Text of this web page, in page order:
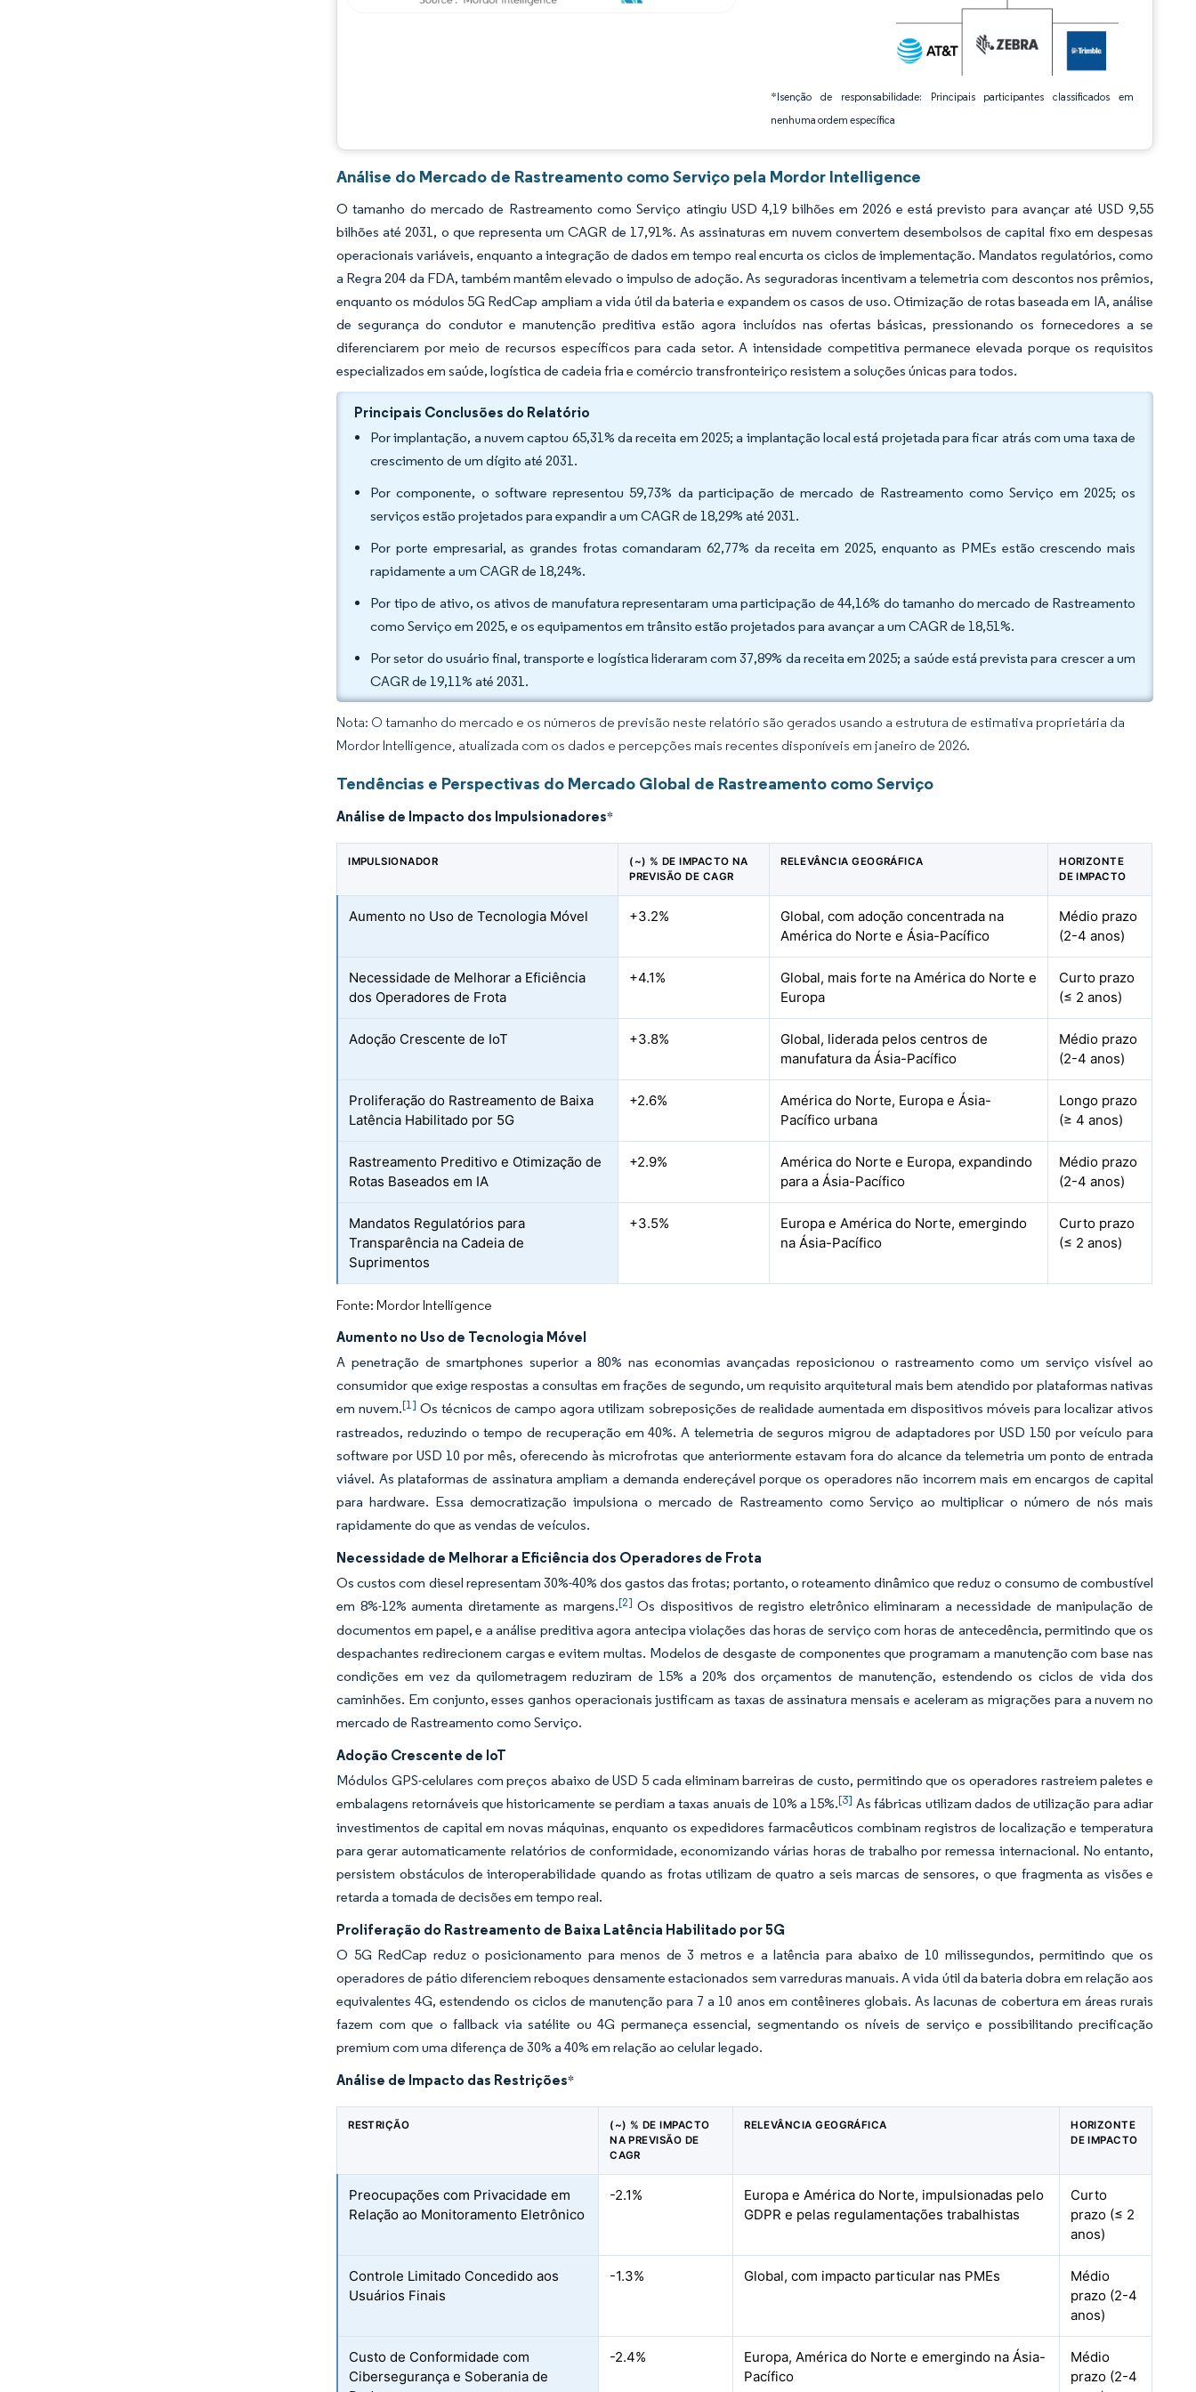
*Isenção de responsabilidade: Principais participantes classificados em
nenhuma ordem específica
Análise do Mercado de Rastreamento como Serviço pela Mordor Intelligence
O tamanho do mercado de Rastreamento como Serviço atingiu USD 4,19 bilhões em 2026 e está previsto para avançar até USD 9,55
bilhões até 2031, o que representa um CAGR de 17,91%. As assinaturas em nuvem convertem desembolsos de capital fixo em despesas
operacionais variáveis, enquanto a integração de dados em tempo real encurta os ciclos de implementação. Mandatos regulatórios, como
a Regra 204 da FDA, também mantêm elevado o impulso de adoção. As seguradoras incentivam a telemetria com descontos nos prêmios,
enquanto os módulos 5G RedCap ampliam a vida útil da bateria e expandem os casos de uso. Otimização de rotas baseada em IA, análise
de segurança do condutor e manutenção preditiva estão agora incluídos nas ofertas básicas, pressionando os fornecedores a se
diferenciarem por meio de recursos específicos para cada setor. A intensidade competitiva permanece elevada porque os requisitos
especializados em saúde, logística de cadeia fria e comércio transfronteiriço resistem a soluções únicas para todos.
Principais Conclusões do Relatório
Por implantação, a nuvem captou 65,31% da receita em 2025; a implantação local está projetada para ficar atrás com uma taxa de
crescimento de um dígito até 2031.
Por componente, o software representou 59,73% da participação de mercado de Rastreamento como Serviço em 2025; os
serviços estão projetados para expandir a um CAGR de 18,29% até 2031.
Por porte empresarial, as grandes frotas comandaram 62,77% da receita em 2025, enquanto as PMEs estão crescendo mais
rapidamente a um CAGR de 18,24%.
Por tipo de ativo, os ativos de manufatura representaram uma participação de 44,16% do tamanho do mercado de Rastreamento
como Serviço em 2025, e os equipamentos em trânsito estão projetados para avançar a um CAGR de 18,51%.
Por setor do usuário final, transporte e logística lideraram com 37,89% da receita em 2025; a saúde está prevista para crescer a um
CAGR de 19,11% até 2031.
Nota: O tamanho do mercado e os números de previsão neste relatório são gerados usando a estrutura de estimativa proprietária da
Mordor Intelligence, atualizada com os dados e percepções mais recentes disponíveis em janeiro de 2026.
Tendências e Perspectivas do Mercado Global de Rastreamento como Serviço
Análise de Impacto dos Impulsionadores*
IMPULSIONADOR
(~) % DE IMPACTO NA
PREVISÃO DE CAGR
RELEVÂNCIA GEOGRÁFICA
HORIZONTE
DE IMPACTO
Aumento no Uso de Tecnologia Móvel +3.2%
Global, com adoção concentrada na
América do Norte e Ásia-Pacífico
Médio prazo
(2-4 anos)
Necessidade de Melhorar a Eficiência
dos Operadores de Frota
+4.1%
Global, mais forte na América do Norte e
Europa
Curto prazo
(≤ 2 anos)
Adoção Crescente de IoT +3.8%
Global, liderada pelos centros de
manufatura da Ásia-Pacífico
Médio prazo
(2-4 anos)
Proliferação do Rastreamento de Baixa
Latência Habilitado por 5G
+2.6%
América do Norte, Europa e Ásia-
Pacífico urbana
Longo prazo
(≥ 4 anos)
Rastreamento Preditivo e Otimização de
Rotas Baseados em IA
+2.9%
América do Norte e Europa, expandindo
para a Ásia-Pacífico
Médio prazo
(2-4 anos)
Mandatos Regulatórios para
Transparência na Cadeia de
Suprimentos
+3.5%
Europa e América do Norte, emergindo
na Ásia-Pacífico
Curto prazo
(≤ 2 anos)
Fonte: Mordor Intelligence
Aumento no Uso de Tecnologia Móvel
A penetração de smartphones superior a 80% nas economias avançadas reposicionou o rastreamento como um serviço visível ao
consumidor que exige respostas a consultas em frações de segundo, um requisito arquitetural mais bem atendido por plataformas nativas
em nuvem.[1] Os técnicos de campo agora utilizam sobreposições de realidade aumentada em dispositivos móveis para localizar ativos
rastreados, reduzindo o tempo de recuperação em 40%. A telemetria de seguros migrou de adaptadores por USD 150 por veículo para
software por USD 10 por mês, oferecendo às microfrotas que anteriormente estavam fora do alcance da telemetria um ponto de entrada
viável. As plataformas de assinatura ampliam a demanda endereçável porque os operadores não incorrem mais em encargos de capital
para hardware. Essa democratização impulsiona o mercado de Rastreamento como Serviço ao multiplicar o número de nós mais
rapidamente do que as vendas de veículos.
Necessidade de Melhorar a Eficiência dos Operadores de Frota
Os custos com diesel representam 30%-40% dos gastos das frotas; portanto, o roteamento dinâmico que reduz o consumo de combustível
em 8%-12% aumenta diretamente as margens.[2] Os dispositivos de registro eletrônico eliminaram a necessidade de manipulação de
documentos em papel, e a análise preditiva agora antecipa violações das horas de serviço com horas de antecedência, permitindo que os
despachantes redirecionem cargas e evitem multas. Modelos de desgaste de componentes que programam a manutenção com base nas
condições em vez da quilometragem reduziram de 15% a 20% dos orçamentos de manutenção, estendendo os ciclos de vida dos
caminhões. Em conjunto, esses ganhos operacionais justificam as taxas de assinatura mensais e aceleram as migrações para a nuvem no
mercado de Rastreamento como Serviço.
Adoção Crescente de IoT
Módulos GPS-celulares com preços abaixo de USD 5 cada eliminam barreiras de custo, permitindo que os operadores rastreiem paletes e
embalagens retornáveis que historicamente se perdiam a taxas anuais de 10% a 15%.[3] As fábricas utilizam dados de utilização para adiar
investimentos de capital em novas máquinas, enquanto os expedidores farmacêuticos combinam registros de localização e temperatura
para gerar automaticamente relatórios de conformidade, economizando várias horas de trabalho por remessa internacional. No entanto,
persistem obstáculos de interoperabilidade quando as frotas utilizam de quatro a seis marcas de sensores, o que fragmenta as visões e
retarda a tomada de decisões em tempo real.
Proliferação do Rastreamento de Baixa Latência Habilitado por 5G
O 5G RedCap reduz o posicionamento para menos de 3 metros e a latência para abaixo de 10 milissegundos, permitindo que os
operadores de pátio diferenciem reboques densamente estacionados sem varreduras manuais. A vida útil da bateria dobra em relação aos
equivalentes 4G, estendendo os ciclos de manutenção para 7 a 10 anos em contêineres globais. As lacunas de cobertura em áreas rurais
fazem com que o fallback via satélite ou 4G permaneça essencial, segmentando os níveis de serviço e possibilitando precificação
premium com uma diferença de 30% a 40% em relação ao celular legado.
Análise de Impacto das Restrições*
RESTRIÇÃO
(~) % DE IMPACTO
NA PREVISÃO DE
CAGR
RELEVÂNCIA GEOGRÁFICA
HORIZONTE
DE IMPACTO
Preocupações com Privacidade em
Relação ao Monitoramento Eletrônico
-2.1%
Europa e América do Norte, impulsionadas pelo
GDPR e pelas regulamentações trabalhistas
Curto
prazo (≤ 2
anos)
Controle Limitado Concedido aos
Usuários Finais
-1.3% Global, com impacto particular nas PMEs
Médio
prazo (2-4
anos)
Custo de Conformidade com
Cibersegurança e Soberania de
-2.4%
Europa, América do Norte e emergindo na Ásia-
Pacífico
Médio
prazo (2-4